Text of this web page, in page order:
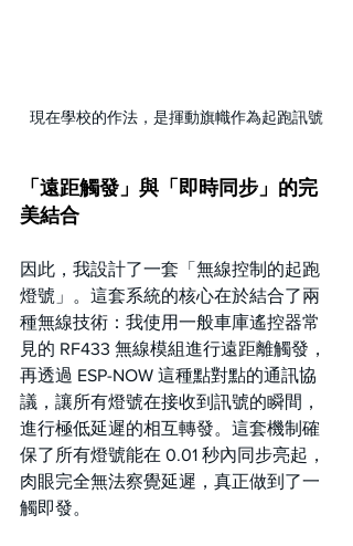
現在學校的作法，是揮動旗幟作為起跑訊號
「遠距觸發」與「即時同步」的完
美結合
因此，我設計了一套「無線控制的起跑
燈號」。這套系統的核心在於結合了兩
種無線技術：我使用一般車庫遙控器常
見的 RF433 無線模組進行遠距離觸發，
再透過 ESP-NOW 這種點對點的通訊協
議，讓所有燈號在接收到訊號的瞬間，
進行極低延遲的相互轉發。這套機制確
保了所有燈號能在 0.01 秒內同步亮起，
肉眼完全無法察覺延遲，真正做到了一
觸即發。